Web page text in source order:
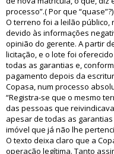
processo”.( Por que “quase”?)
O terreno foi a leilão
devido às informações
opinião do gerente. A partir
licitação, e o lote foi
todas as garantias e,
pagamento depois da
Copasa, num processo
“Registra-se que o mesmo
das pessoas que
apesar de todas as
imóvel que já não lhe
O texto deixa claro que a
operação legítima. Tanto